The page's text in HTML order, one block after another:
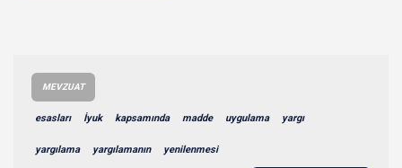
MEVZUAT
esasları İyuk kapsamında madde uygulama yargı
yargılama yargılamanın yenilenmesi